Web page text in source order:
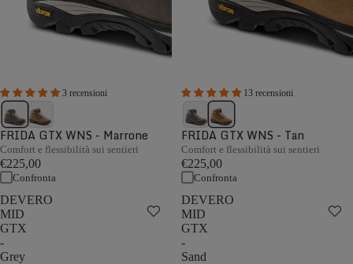
3 recensioni
FRIDA GTX WNS - Marrone
Comfort e flessibilità sui sentieri
€225,00
Confronta
13 recensioni
FRIDA GTX WNS - Tan
Comfort e flessibilità sui sentieri
€225,00
Confronta
DEVERO
MID
GTX
-
Grey
DEVERO
MID
GTX
-
Sand